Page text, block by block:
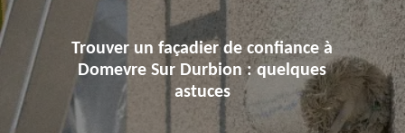
Trouver un façadier de confiance à
Domevre Sur Durbion : quelques
astuces